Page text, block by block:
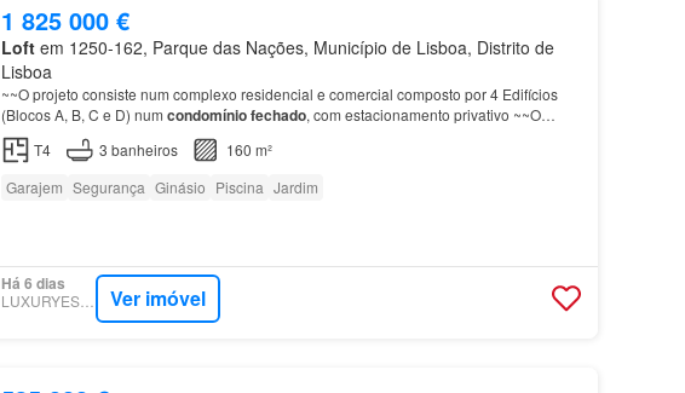
1 825 000 €
Loftem 1250-162, Parque das Nações, Município de Lisboa, Distrito de
Lisboa
~~O projeto consiste num complexo residencial e comercial composto por 4 Edifícios
(Blocos A, B, C e D) num condomínio fechado, com estacionamento privativo ~~O
Edifício B, o primeiro a ser vendido, tem 13 pisos num total de…
T4 3 banheiros
160 m²
Garajem Segurança Ginásio Piscina Jardim
Há 6 dias
LUXURYESTATE Ver imóvel